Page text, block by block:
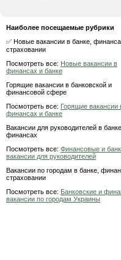
Наиболее посещаемые рубрики
✅ Новые вакансии в банке,
страховании
Посмотреть все: Новые вакансии в
финансах и банке
Горящие вакансии в банковской и
финансовой сфере
Посмотреть все: Горящие вакансии
финансах и банке
Вакансии для руководителей в
финансах
Посмотреть все: Финансовые и
вакансии для руководителей
Вакансии по городам в банке,
страховании
Посмотреть все: Банковские и
вакансии по городам Украины